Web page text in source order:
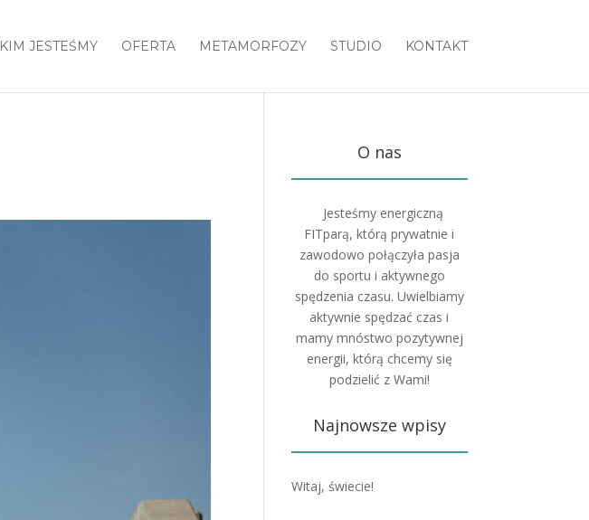
KIM JESTEŚMY OFERTA METAMORFOZY STUDIO KONTAKT
O nas
Jesteśmy energiczną
FITparą, którą prywatnie i
zawodowo połączyła pasja
do sportu i aktywnego
spędzenia czasu. Uwielbiamy
aktywnie spędzać czas i
mamy mnóstwo pozytywnej
energii, którą chcemy się
podzielić z Wami!
Najnowsze wpisy
Witaj, świecie!